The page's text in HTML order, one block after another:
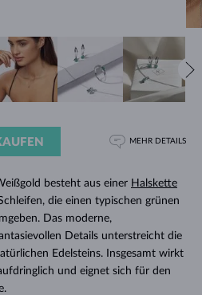
besteht aus einer Halskette
die einen typischen grünen
Das moderne,
Details unterstreicht die
Edelsteins. Insgesamt wirkt
und eignet sich für den
MEHR DETAILS